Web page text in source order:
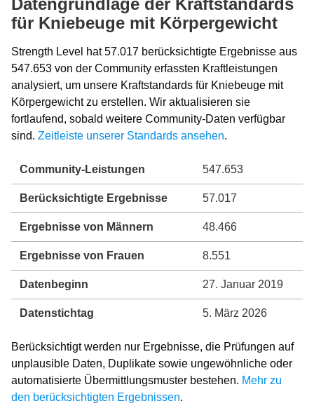
Datengrundlage der Kraftstandards
für Kniebeuge mit Körpergewicht
Strength Level hat 57.017 berücksichtigte Ergebnisse aus
547.653 von der Community erfassten Kraftleistungen
analysiert, um unsere Kraftstandards für Kniebeuge mit
Körpergewicht zu erstellen. Wir aktualisieren sie
fortlaufend, sobald weitere Community-Daten verfügbar
sind. Zeitleiste unserer Standards ansehen.
Community-Leistungen 547.653
Berücksichtigte Ergebnisse 57.017
Ergebnisse von Männern 48.466
Ergebnisse von Frauen 8.551
Datenbeginn 27. Januar 2019
Datenstichtag 5. März 2026
Berücksichtigt werden nur Ergebnisse, die Prüfungen auf
unplausible Daten, Duplikate sowie ungewöhnliche oder
automatisierte Übermittlungsmuster bestehen. Mehr zu
den berücksichtigten Ergebnissen.